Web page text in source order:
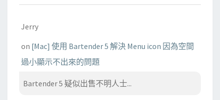
Jerry
on [Mac] 使用 Bartender 5 解決 Menu icon 因為空間
過小顯示不出來的問題
Bartender 5 疑似出售不明人士...